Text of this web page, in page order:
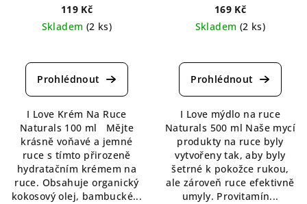
119 Kč
Skladem (2 ks)
hodnocení
produktu
z
5
hvězdiček.
I Love Krém Na Ruce
Naturals 100 ml Mějte
krásně voňavé a jemné
ruce s tímto přirozeně
hydratačním krémem na
ruce. Obsahuje organický
kokosový olej, bambucké...
169 Kč
Skladem (2 ks)
I Love mýdlo na ruce
Naturals 500 ml Naše mycí
produkty na ruce byly
vytvořeny tak, aby byly
šetrné k pokožce rukou,
ale zároveň ruce efektivně
umyly. Provitamín...